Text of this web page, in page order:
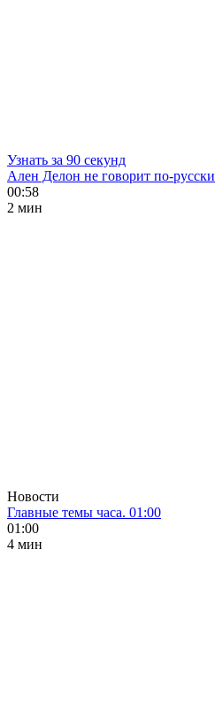
Узнать за 90 секунд
Ален Делон не говорит по-русски
00:58
2 мин
Новости
Главные темы часа. 01:00
01:00
4 мин